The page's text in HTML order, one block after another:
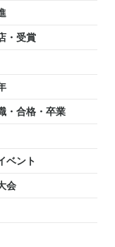
・受賞
・合格・卒業
ベント
会